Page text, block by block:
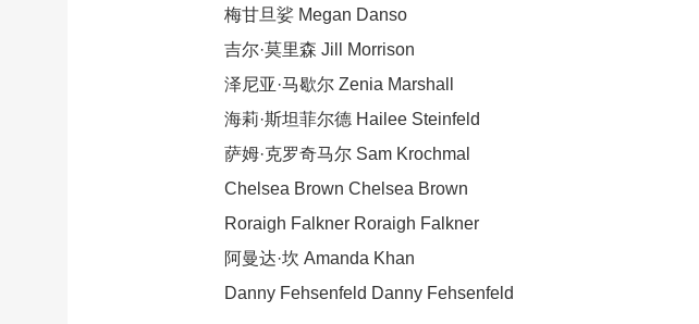
梅甘旦娑 Megan Danso
吉尔·莫里森 Jill Morrison
泽尼亚·马歇尔 Zenia Marshall
海莉·斯坦菲尔德 Hailee Steinfeld
萨姆·克罗奇马尔 Sam Krochmal
Chelsea Brown Chelsea Brown
Roraigh Falkner Roraigh Falkner
阿曼达·坎 Amanda Khan
Danny Fehsenfeld Danny Fehsenfeld